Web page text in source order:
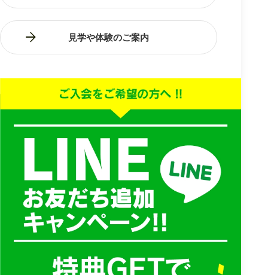
MESSI株式会社（以下「当社」といいます）は、個人情報が個人の人
人情報を保護することが当社の事業活動の基本であり社会的責務であ
1.個人情報の収集・利用・提供
当社は、公正な事業活動に必要な範囲に限定して、お客様の個人情報
を適切に収集・利用・提供いたします。
2.個人情報の適正管理
当社は、個人情報への不正アクセス、個人情報の紛失・破壊・改ざ
ん・漏えいなどを防止するため、合理的な安全対策を講じるととも
に、必要な是正措置を講じます。
3.個人情報に関する法令などの遵守
当社は、個人情報の保護に関する法令・ガイドラインを遵守して、お
当社は、個人情報の取扱いが適正に行われるよう個人情報保護管理者
を設置し、従業者への教育・取扱いの点検などを行うと共に、個人情
個人情報保護方針に同意します
見学や体験のご案内